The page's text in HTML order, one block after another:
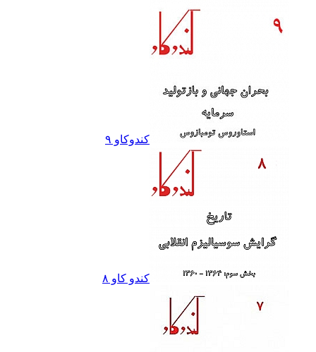
کندوکاو ٩
کندو کاو ٨